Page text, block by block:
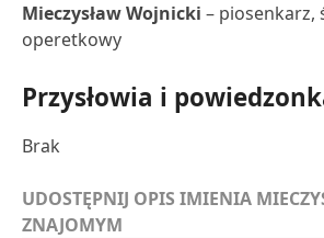
Mieczysław Wojnicki – piosenkarz,
operetkowy
Przysłowia i
Brak
UDOSTĘPNIJ OPIS IMIENIA
ZNAJOMYM